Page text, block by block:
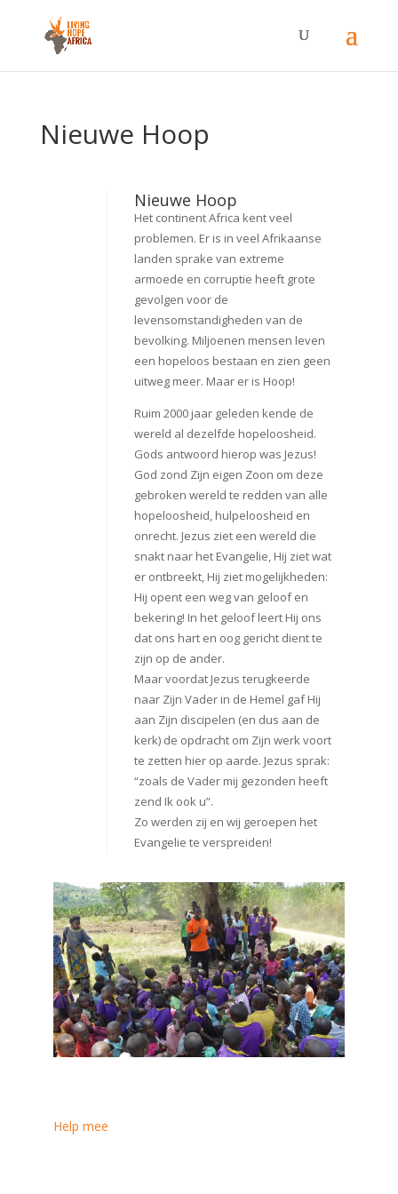
Nieuwe Hoop
Nieuwe Hoop
Het continent Africa kent veel
problemen. Er is in veel Afrikaanse
landen sprake van extreme
armoede en corruptie heeft grote
gevolgen voor de
levensomstandigheden van de
bevolking. Miljoenen mensen leven
een hopeloos bestaan en zien geen
uitweg meer. Maar er is Hoop!
Ruim 2000 jaar geleden kende de
wereld al dezelfde hopeloosheid.
Gods antwoord hierop was Jezus!
God zond Zijn eigen Zoon om deze
gebroken wereld te redden van alle
hopeloosheid, hulpeloosheid en
onrecht. Jezus ziet een wereld die
snakt naar het Evangelie, Hij ziet wat
er ontbreekt, Hij ziet mogelijkheden:
Hij opent een weg van geloof en
bekering! In het geloof leert Hij ons
dat ons hart en oog gericht dient te
zijn op de ander.
Maar voordat Jezus terugkeerde
naar Zijn Vader in de Hemel gaf Hij
aan Zijn discipelen (en dus aan de
kerk) de opdracht om Zijn werk voort
te zetten hier op aarde. Jezus sprak:
“zoals de Vader mij gezonden heeft
zend Ik ook u”.
Zo werden zij en wij geroepen het
Evangelie te verspreiden!
Help mee